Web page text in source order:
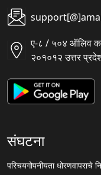
ए-८ / ५०४ ऑलिव
२०१०१२ उत्तर
संघटना
परिचयगोपनीयता धोरणवापराचे